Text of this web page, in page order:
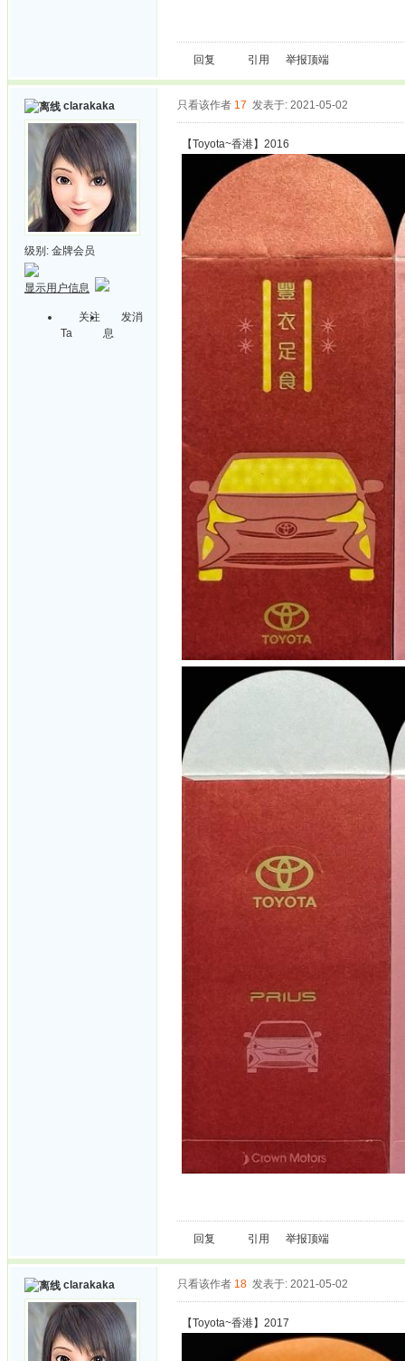
回复 引用 举报顶端
clarakaka
级别: 金牌会员
显示用户信息
关注
Ta
发消
息
只看该作者 17 发表于: 2021-05-02
【Toyota~香港】2016
回复 引用 举报顶端
clarakaka 只看该作者 18 发表于: 2021-05-02
【Toyota~香港】2017